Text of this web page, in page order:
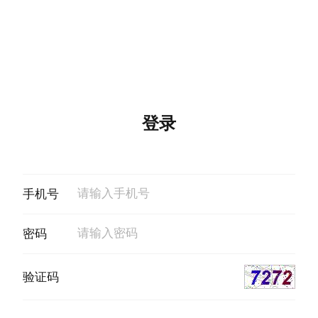
登录
手机号
密码
验证码